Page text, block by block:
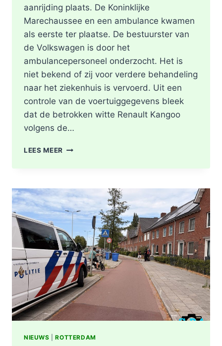
aanrijding plaats. De Koninklijke
Marechaussee en een ambulance kwamen
als eerste ter plaatse. De bestuurster van
de Volkswagen is door het
ambulancepersoneel onderzocht. Het is
niet bekend of zij voor verdere behandeling
naar het ziekenhuis is vervoerd. Uit een
controle van de voertuiggegevens bleek
dat de betrokken witte Renault Kangoo
volgens de…
LEES MEER GEWONDE
AANRIJDING
PITTSBURGHSTRAAT
IN
ROTTERDAM
NIEUWS |ROTTERDAM